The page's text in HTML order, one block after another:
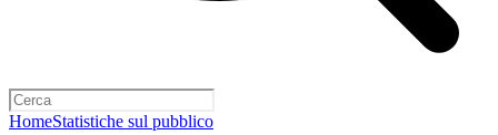
HomeStatistiche sul pubblico